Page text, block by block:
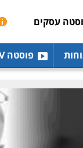
עסקים
פוסטה TV